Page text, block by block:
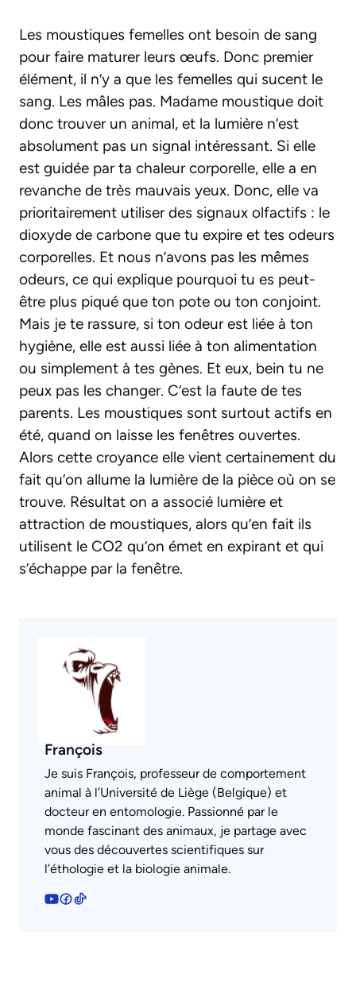
Les moustiques femelles ont besoin de sang
pour faire maturer leurs œufs. Donc premier
élément, il n’y a que les femelles qui sucent le
sang. Les mâles pas. Madame moustique doit
donc trouver un animal, et la lumière n’est
absolument pas un signal intéressant. Si elle
est guidée par ta chaleur corporelle, elle a en
revanche de très mauvais yeux. Donc, elle va
prioritairement utiliser des signaux olfactifs : le
dioxyde de carbone que tu expire et tes odeurs
corporelles. Et nous n’avons pas les mêmes
odeurs, ce qui explique pourquoi tu es peut-
être plus piqué que ton pote ou ton conjoint.
Mais je te rassure, si ton odeur est liée à ton
hygiène, elle est aussi liée à ton alimentation
ou simplement à tes gènes. Et eux, bein tu ne
peux pas les changer. C’est la faute de tes
parents. Les moustiques sont surtout actifs en
été, quand on laisse les fenêtres ouvertes.
Alors cette croyance elle vient certainement du
fait qu’on allume la lumière de la pièce où on se
trouve. Résultat on a associé lumière et
attraction de moustiques, alors qu’en fait ils
utilisent le CO2 qu’on émet en expirant et qui
s’échappe par la fenêtre.
François
Je suis François, professeur de comportement
animal à l’Université de Liège (Belgique) et
docteur en entomologie. Passionné par le
monde fascinant des animaux, je partage avec
vous des découvertes scientifiques sur
l’éthologie et la biologie animale.